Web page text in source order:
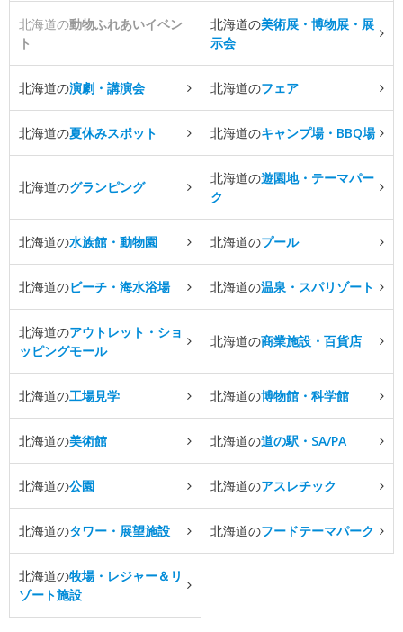
北海道の動物ふれあいイベン
ト
北海道の美術展・博物展・展
示会
北海道の演劇・講演会 北海道のフェア
北海道の夏休みスポット 北海道のキャンプ場・BBQ場
北海道のグランピング
北海道の遊園地・テーマパー
ク
北海道の水族館・動物園 北海道のプール
北海道のビーチ・海水浴場 北海道の温泉・スパリゾート
北海道のアウトレット・ショ
ッピングモール
北海道の商業施設・百貨店
北海道の工場見学 北海道の博物館・科学館
北海道の美術館 北海道の道の駅・SA/PA
北海道の公園 北海道のアスレチック
北海道のタワー・展望施設 北海道のフードテーマパーク
北海道の牧場・レジャー＆リ
ゾート施設